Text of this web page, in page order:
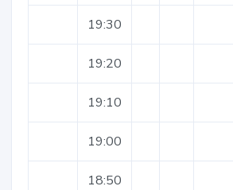
19:30
19:20
19:10
19:00
18:50